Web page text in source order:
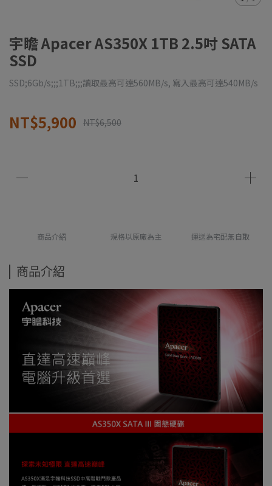
宇瞻 Apacer AS350X 1TB 2.5吋 SATA
SSD
SSD;6Gb/s;;;1TB;;;讀取最高可達560MB/s, 寫入最高可達540MB/s
NT$5,900 NT$6,500
商品介紹 規格以原廠為主 運送為宅配無自取
商品介紹